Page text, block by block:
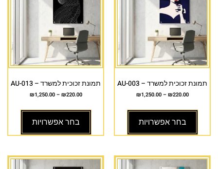
תמונת זכוכית למשרד – AU-003
₪220.00
–
₪1,250.00
בחר אפשרויות
תמונת זכוכית למשרד – AU-013
₪220.00
–
₪1,250.00
בחר אפשרויות